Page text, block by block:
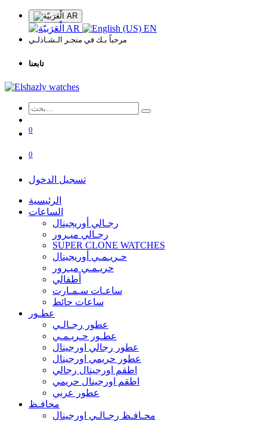
AR
AR EN
مرحباً بـك في متجـر الـشـاذلـي
تابعنا
0
0
تسجيل الدخول
الرئيسية
الساعات
رجـالي أوريجينال
رجـالي ميـرور
SUPER CLONE WATCHES
حـريـمـي أوريجينال
حريـمـي ميـرور
أطفالي
ساعـات سـمـارت
ساعات حائط
عطـور
عطور رجـالـي
عطـور حـريـمـي
عطور رجالي اورجينال
عطور حريمي اورجينال
اطقم اورجينال رجالي
اطقم اورجينال حريمي
عطور عربي
محافـظ
محـافـظ رجـالـي اورجينال